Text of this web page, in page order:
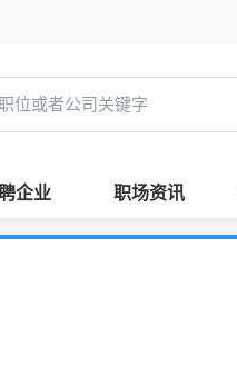
企业 职场资讯